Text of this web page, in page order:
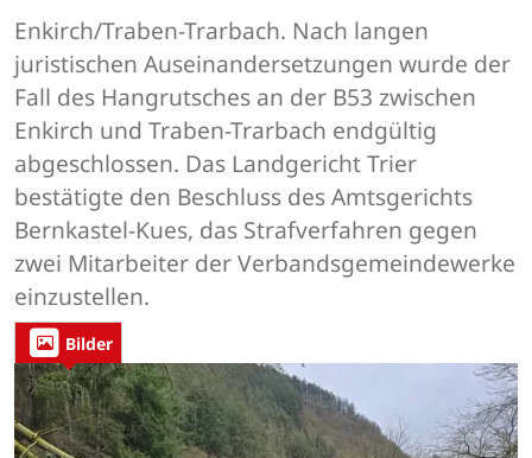
Enkirch/Traben-Trarbach. Nach langen
juristischen Auseinandersetzungen wurde der
Fall des Hangrutsches an der B53 zwischen
Enkirch und Traben-Trarbach endgültig
abgeschlossen. Das Landgericht Trier
bestätigte den Beschluss des Amtsgerichts
Bernkastel-Kues, das Strafverfahren gegen
zwei Mitarbeiter der Verbandsgemeindewerke
einzustellen.
Bilder